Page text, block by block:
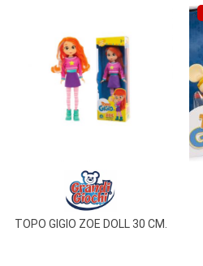
TOPO GIGIO ZOE DOLL 30 CM.